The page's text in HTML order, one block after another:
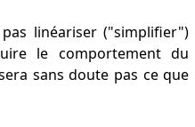
linéariser ("simplifier")
le comportement du
sans doute pas ce que